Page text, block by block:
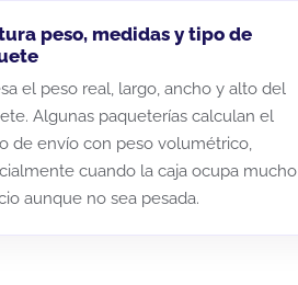
peso, medidas y tipo de
el peso real, largo, ancho y alto del
Algunas paqueterías calculan el
de envío con peso volumétrico,
cuando la caja ocupa mucho
aunque no sea pesada.